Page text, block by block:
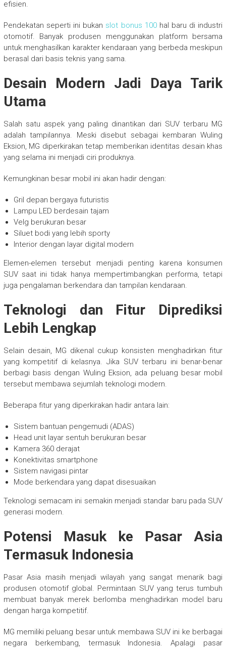
efisien.
Pendekatan seperti ini bukan slot bonus 100hal baru di industri
otomotif. Banyak produsen menggunakan platform bersama
untuk menghasilkan karakter kendaraan yang berbeda meskipun
berasal dari basis teknis yang sama.
Desain Modern Jadi Daya Tarik
Utama
Salah satu aspek yang paling dinantikan dari SUV terbaru MG
adalah tampilannya. Meski disebut sebagai kembaran Wuling
Eksion, MG diperkirakan tetap memberikan identitas desain khas
yang selama ini menjadi ciri produknya.
Kemungkinan besar mobil ini akan hadir dengan:
Gril depan bergaya futuristis
Lampu LED berdesain tajam
Velg berukuran besar
Siluet bodi yang lebih sporty
Interior dengan layar digital modern
Elemen-elemen tersebut menjadi penting karena konsumen
SUV saat ini tidak hanya mempertimbangkan performa, tetapi
juga pengalaman berkendara dan tampilan kendaraan.
Teknologi dan Fitur Diprediksi
Lebih Lengkap
Selain desain, MG dikenal cukup konsisten menghadirkan fitur
yang kompetitif di kelasnya. Jika SUV terbaru ini benar-benar
berbagi basis dengan Wuling Eksion, ada peluang besar mobil
tersebut membawa sejumlah teknologi modern.
Beberapa fitur yang diperkirakan hadir antara lain:
Sistem bantuan pengemudi (ADAS)
Head unit layar sentuh berukuran besar
Kamera 360 derajat
Konektivitas smartphone
Sistem navigasi pintar
Mode berkendara yang dapat disesuaikan
Teknologi semacam ini semakin menjadi standar baru pada SUV
generasi modern.
Potensi Masuk ke Pasar Asia
Termasuk Indonesia
Pasar Asia masih menjadi wilayah yang sangat menarik bagi
produsen otomotif global. Permintaan SUV yang terus tumbuh
membuat banyak merek berlomba menghadirkan model baru
dengan harga kompetitif.
MG memiliki peluang besar untuk membawa SUV ini ke berbagai
negara berkembang, termasuk Indonesia. Apalagi pasar